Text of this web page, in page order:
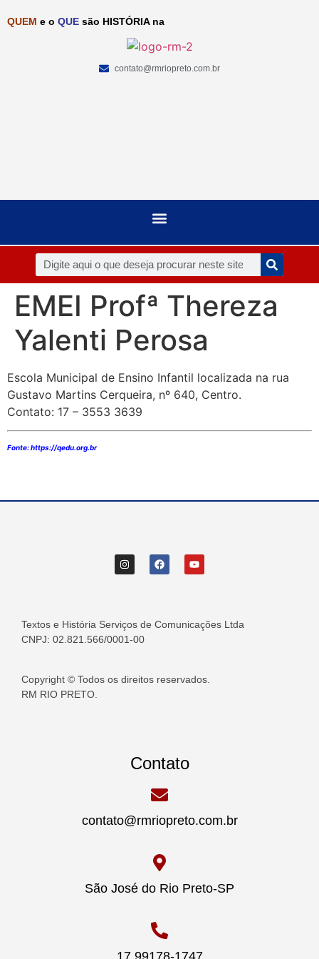
QUEM e o QUE são HISTÓRIA na
contato@rmriopreto.com.br
EMEI Profª Thereza
Yalenti Perosa
Escola Municipal de Ensino Infantil localizada na rua
Gustavo Martins Cerqueira, nº 640, Centro.
Contato: 17 – 3553 3639
Fonte: https://qedu.org.br
Textos e História Serviços de Comunicações Ltda
CNPJ: 02.821.566/0001-00
Copyright © Todos os direitos reservados.
RM RIO PRETO.
Contato
contato@rmriopreto.com.br
São José do Rio Preto-SP